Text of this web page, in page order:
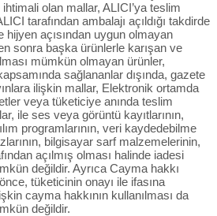
olan mallar, ALICI’ya teslim
tarafından ambalajı açıldığı takdirde
hijyen açısından uygun olmayan
sonra başka ürünlerle karışan ve
mümkün olmayan ürünler,
sağlananlar dışında, gazete
ilişkin mallar, Elektronik ortamda
veya tüketiciye anında teslim
ile ses veya görüntü kayıtlarının,
programlarının, veri kaydedebilme
bilgisayar sarf malzemelerinin,
açılmış olması halinde iadesi
değildir. Ayrıca Cayma hakkı
tüketicinin onayı ile ifasına
cayma hakkının kullanılması da
değildir.